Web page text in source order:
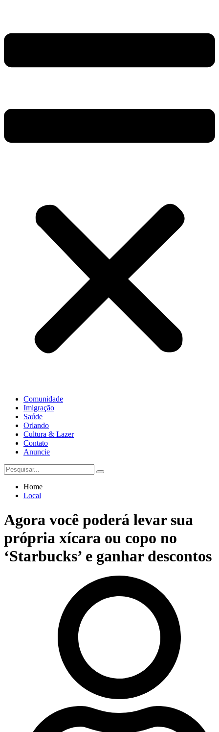
Comunidade
Imigração
Saúde
Orlando
Cultura & Lazer
Contato
Anuncie
Home
Local
Agora você poderá levar sua
própria xícara ou copo no
‘Starbucks’ e ganhar descontos